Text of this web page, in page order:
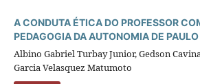
A CONDUTA ÉTICA DO PROFESSOR
PEDAGOGIA DA AUTONOMIA DE PAULO
Albino Gabriel Turbay Junior, Gedson
Garcia Velasquez Matumoto